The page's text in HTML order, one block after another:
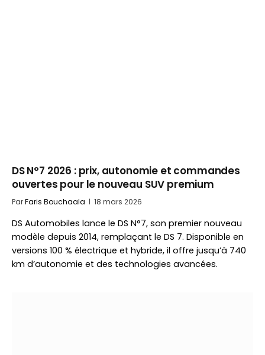
DS N°7 2026 : prix, autonomie et commandes
ouvertes pour le nouveau SUV premium
ParFaris Bouchaala 18 mars 2026
DS Automobiles lance le DS N°7, son premier nouveau
modèle depuis 2014, remplaçant le DS 7. Disponible en
versions 100 % électrique et hybride, il offre jusqu’à 740
km d’autonomie et des technologies avancées.